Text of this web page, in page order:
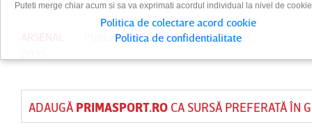
PUBLICAT DEDAIAN CUTUPE 8 AUG
ADAUGĂ PRIMASPORT.ROCA SURSĂ PREFERATĂ ÎN
Puteti merge chiar acum si sa va exprimati acordul individual la nivel de
Politica de colectare acord cookie
Politica de confidentialitate